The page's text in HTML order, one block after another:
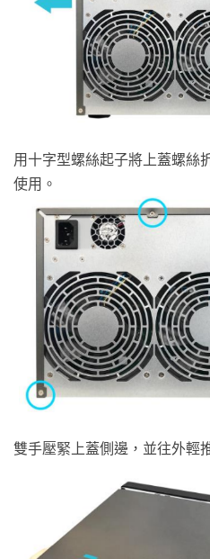
用十字型螺絲起子將上蓋螺絲
使用。
雙手壓緊上蓋側邊，並往外輕